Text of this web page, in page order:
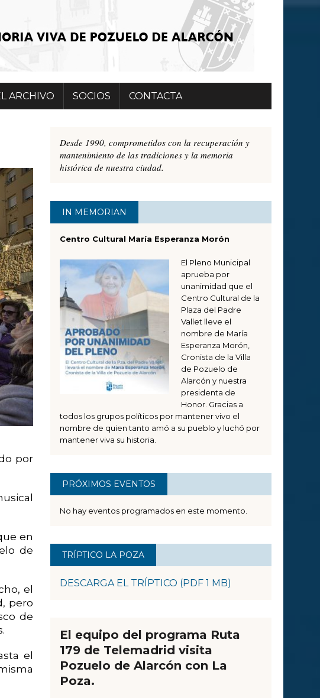
ARCHIVO SOCIOS CONTACTA
por
en
de
el
pero
de
el
Desde 1990, comprometidos con la recuperación y
mantenimiento de las tradiciones y la memoria
histórica de nuestra ciudad.
IN MEMORIAN
Centro Cultural María Esperanza Morón
El Pleno Municipal
aprueba por
unanimidad que el
Centro Cultural de la
Plaza del Padre
Vallet lleve el
nombre de María
Esperanza Morón,
Cronista de la Villa
de Pozuelo de
Alarcón y nuestra
presidenta de
Honor. Gracias a
todos los grupos políticos por mantener vivo el
nombre de quien tanto amó a su pueblo y luchó por
mantener viva su historia.
PRÓXIMOS EVENTOS
No hay eventos programados en este momento.
TRÍPTICO LA POZA
DESCARGA EL TRÍPTICO (PDF 1 MB)
El equipo del programa Ruta
179 de Telemadrid visita
Pozuelo de Alarcón con La
Poza.